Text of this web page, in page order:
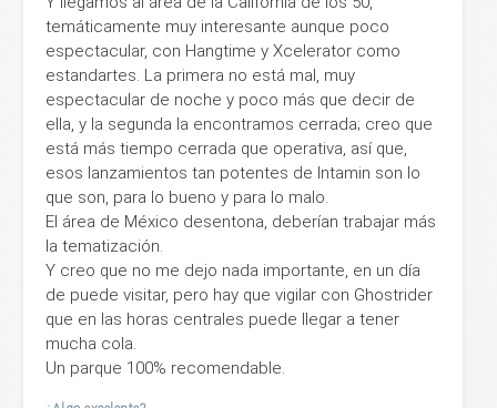
temáticamente muy interesante aunque poco
espectacular, con Hangtime y Xcelerator como
estandartes. La primera no está mal, muy
espectacular de noche y poco más que decir de
ella, y la segunda la encontramos cerrada; creo que
está más tiempo cerrada que operativa, así que,
esos lanzamientos tan potentes de Intamin son lo
que son, para lo bueno y para lo malo.
El área de México desentona, deberían trabajar más
la tematización.
Y creo que no me dejo nada importante, en un día
de puede visitar, pero hay que vigilar con Ghostrider
que en las horas centrales puede llegar a tener
mucha cola.
Un parque 100% recomendable.